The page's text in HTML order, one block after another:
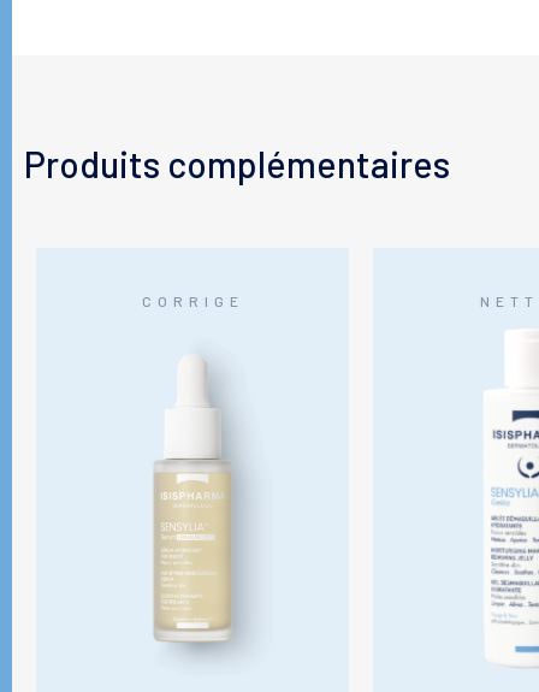
Produits complémentaires
CORRIGE